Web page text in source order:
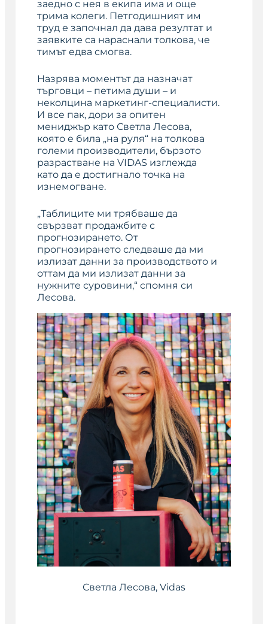
заедно с нея в екипа има и още
трима колеги. Петгодишният им
труд е започнал да дава резултат и
заявките са нараснали толкова, че
тимът едва смогва.
Назрява моментът да назначат
търговци – петима души – и
неколцина маркетинг-специалисти.
И все пак, дори за опитен
мениджър като Светла Лесова,
която е била „на руля“ на толкова
големи производители, бързото
разрастване на VIDAS изглежда
като да е достигнало точка на
изнемогване.
„Таблиците ми трябваше да
свързват продажбите с
прогнозирането. От
прогнозирането следваше да ми
излизат данни за производството и
оттам да ми излизат данни за
нужните суровини,“ спомня си
Лесова.
Светла Лесова, Vidas